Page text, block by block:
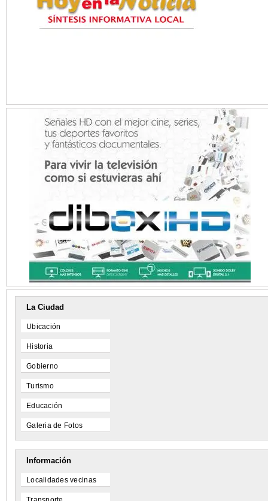
La Ciudad
Ubicación
Historia
Gobierno
Turismo
Educación
Galeria de Fotos
Información
Localidades vecinas